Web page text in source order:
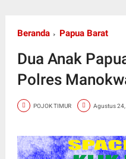
Beranda Papua Barat
Dua Anak
Polres
POJOK TIMUR Agustus